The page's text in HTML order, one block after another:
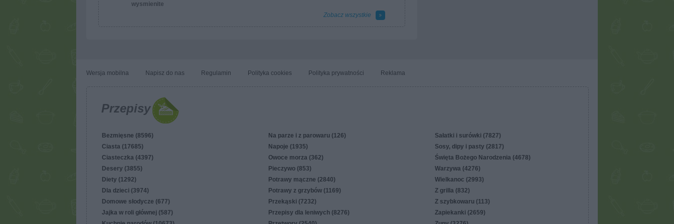
wysmienite
Zobacz wszystkie
Wersja mobilna Napisz do nas Regulamin Polityka cookies Polityka prywatności Reklama
Przepisy
Bezmięsne (8596)
Ciasta (17685)
Ciasteczka (4397)
Desery (3855)
Diety (1292)
Dla dzieci (3974)
Domowe słodycze (677)
Jajka w roli głównej (587)
Na parze i z parowaru (126)
Napoje (1935)
Owoce morza (362)
Pieczywo (853)
Potrawy mączne (2840)
Potrawy z grzybów (1169)
Przekąski (7232)
Przepisy dla leniwych (8276)
Sałatki i surówki (7827)
Sosy, dipy i pasty (2817)
Święta Bożego Narodzenia (4678)
Warzywa (4276)
Wielkanoc (2993)
Z grilla (832)
Z szybkowaru (113)
Zapiekanki (2659)